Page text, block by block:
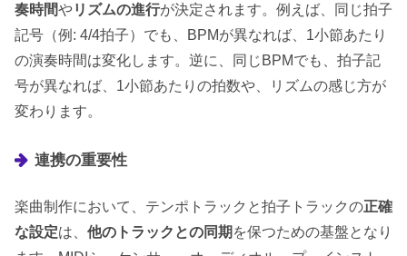
奏時間やリズムの進行が決定されます。例えば、同じ拍子
記号（例: 4/4拍子）でも、BPMが異なれば、1小節あたり
の演奏時間は変化します。逆に、同じBPMでも、拍子記
号が異なれば、1小節あたりの拍数や、リズムの感じ方が
変わります。
連携の重要性
楽曲制作において、テンポトラックと拍子トラックの正確
な設定は、 他のトラックとの同期 を保つための基盤となり